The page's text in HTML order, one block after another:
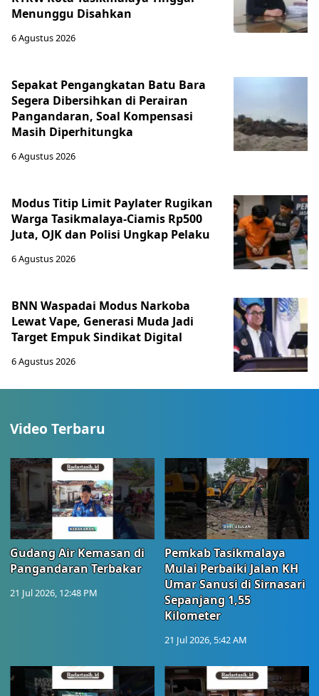
Menunggu Disahkan
6 Agustus 2026
Sepakat Pengangkatan Batu Bara
Segera Dibersihkan di Perairan
Pangandaran, Soal Kompensasi
Masih Diperhitungka
6 Agustus 2026
Modus Titip Limit Paylater Rugikan
Warga Tasikmalaya-Ciamis Rp500
Juta, OJK dan Polisi Ungkap Pelaku
6 Agustus 2026
BNN Waspadai Modus Narkoba
Lewat Vape, Generasi Muda Jadi
Target Empuk Sindikat Digital
6 Agustus 2026
Video Terbaru
Gudang Air Kemasan di
Pangandaran Terbakar
21 Jul 2026, 12:48 PM
Pemkab Tasikmalaya
Mulai Perbaiki Jalan KH
Umar Sanusi di Sirnasari
Sepanjang 1,55
Kilometer
21 Jul 2026, 5:42 AM